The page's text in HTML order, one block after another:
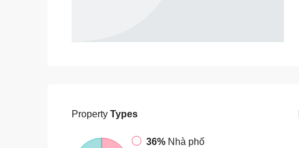
Property Types
36% Nhà phố